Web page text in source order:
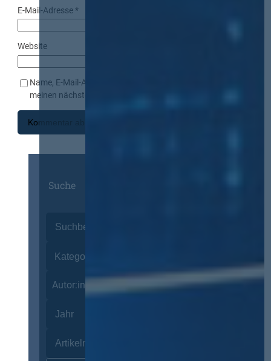
E-Mail-Adresse*
Website
Name, E-Mail-Adresse und Website in diesem Browser für
meinen nächsten Kommentar speichern.
Suche
Autor:innen